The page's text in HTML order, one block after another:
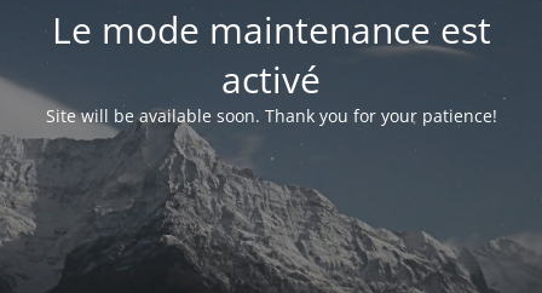
Le mode maintenance est
activé
Site will be available soon. Thank you for your patience!